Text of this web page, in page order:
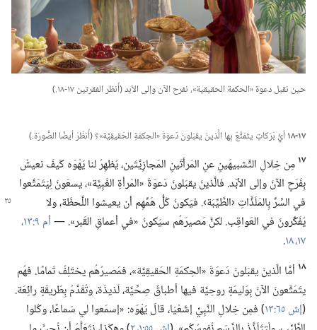
حين نقبل دعوة «الحكمة الحقيقية»،‏ نفرح الآن وإلى الأبد (‏أُنظر الفقرتين ١٧-‏١٨.‏)‏
١٧-‏١٨
أيُّ بَرَكاتٍ يتَمَتَّعُ بِها الَّذينَ يقبَلونَ دَعوَةَ «الحِكمَةِ الحَقيقِيَّة»؟‏ (‏أُنظُرْ أيضًا الصُّورَة.‏)‏
١٧ مِن خِلالِ التَّشبيهَينِ عنِ المَرأتَينِ المَجازِيَّتَين،‏ يُظهِرُ لنا يَهْوَه كَيفَ نعيشُ
بِفَرَحٍ الآنَ وإلى الأبَد.‏ فالَّذينَ يقبَلونَ دَعوَةَ «المَرأةِ الغَبِيَّة»،‏ يسعَونَ لِيَتَمَتَّعوا
في السِّرِّ بِالمَلَذَّاتِ ‹الطَّيِّبَة›.‏ فيَكونُ كُلُّ هَمِّهِم أن يعيشوا اللَّحظَة،‏ ولا
يُفَكِّرونَ في العَواقِب.‏ لكنَّ مَصيرَهُم سيَكونُ «في أعماقِ القَبر».‏ —‏أم ٩:‏١٣،‏
١٧،‏ ١٨
‏.‏
١٨ أمَّا الَّذينَ يقبَلونَ دَعوَةَ «الحِكمَةِ الحَقيقِيَّة»،‏ فمَصيرُهُم يختَلِفُ تَمامًا.‏ فهُم
يتَمَتَّعونَ الآنَ بِوَليمَةٍ روحِيَّة فيها أطباقٌ صِحِّيَّة،‏ لَذيذَة،‏ وتُقَدَّمُ بِطَريقَةٍ رائِعَة.‏
(‏إش ٦٥:‏١٣
‏)‏ فمِن خِلالِ النَّبِيِّ إشَعْيَا،‏ قالَ يَهْوَه:‏ «إسمَعوا لي سَماعًا،‏ وكُلوا